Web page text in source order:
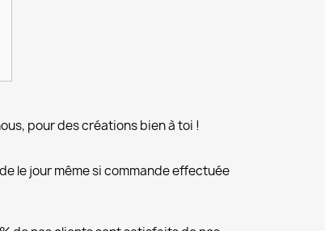
pour des créations bien à toi !
le jour même si commande effectuée